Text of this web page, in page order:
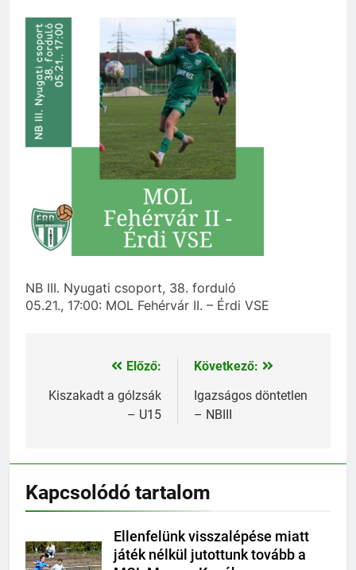
NB III. Nyugati csoport, 38. forduló
05.21., 17:00: MOL Fehérvár II. – Érdi VSE
Bejegyzés
navigáció
Előző:
Kiszakadt a gólzsák
– U15
Következő:
Igazságos döntetlen
– NBIII
Kapcsolódó tartalom
Ellenfelünk visszalépése miatt
játék nélkül jutottunk tovább a